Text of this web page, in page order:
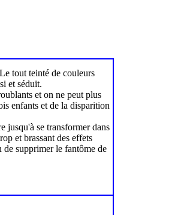
tout teinté de couleurs
et séduit.
et on ne peut plus
enfants et de la disparition
jusqu'à se transformer dans
et brassant des effets
de supprimer le fantôme de